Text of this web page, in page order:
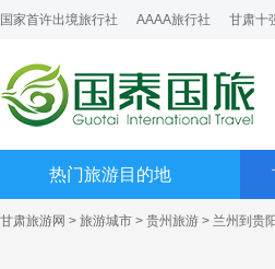
国家首许出境旅行社 AAAA旅行社 甘肃十
热门旅游目的地
甘肃旅游网 > 旅游城市 > 贵州旅游 > 兰州到贵